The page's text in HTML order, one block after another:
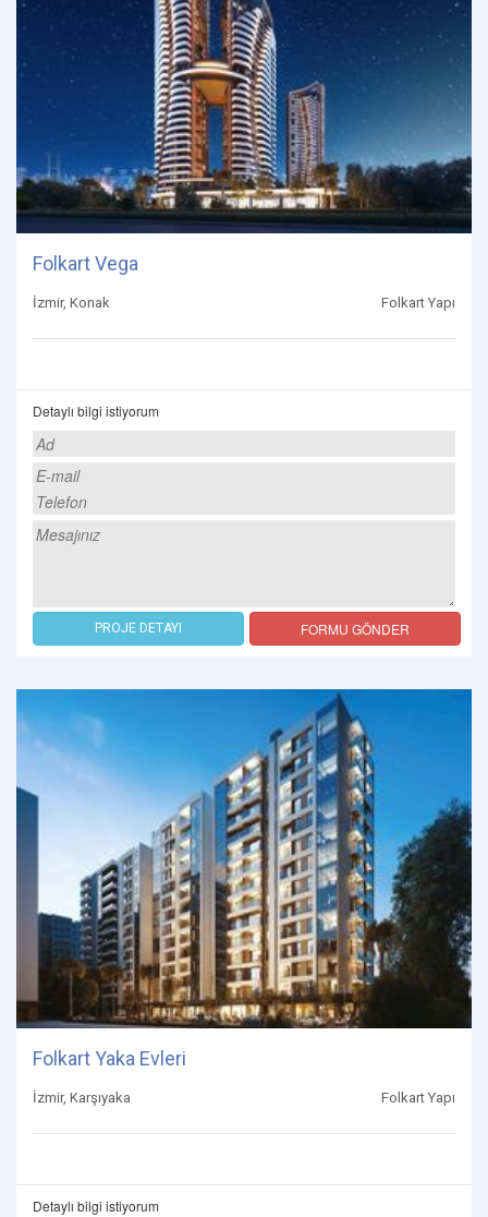
Folkart Vega
İzmir, Konak Folkart Yapı
Detaylı bilgi istiyorum
PROJE DETAYI FORMU GÖNDER
Folkart Yaka Evleri
İzmir, Karşıyaka Folkart Yapı
Detaylı bilgi istiyorum